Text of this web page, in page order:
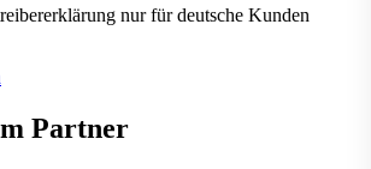
nur für deutsche Kunden
Partner